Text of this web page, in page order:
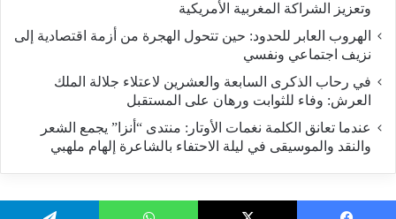
وتعزيز الشراكة المغربية الأمريكية
​الهروب العابر للحدود: حين تتحول الهجرة من أزمة اقتصادية إلى
نزيف اجتماعي ونفسي
في رحاب الذكرى السابعة والعشرين لاعتلاء جلالة الملك
العرش: وفاء للثوابت ورهان على المستقبل
​عندما تعانق الكلمة نغمات الأوتار: منتدى “أنزا” يجمع الشعر
والنقد والموسيقى في ليلة الاحتفاء بالشاعرة إلهام ملهبي